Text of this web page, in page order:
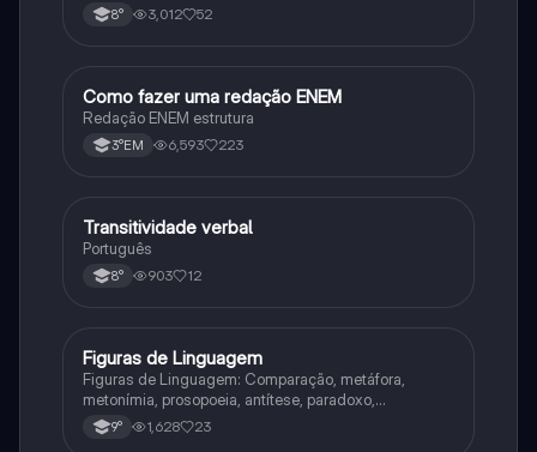
8° 3,012 52
Português
Como fazer uma redação ENEM
Redação ENEM estrutura
3°EM 6,593 223
Português
Transitividade verbal
Português
8° 903 12
Português
Figuras de Linguagem
Figuras de Linguagem: Comparação, metáfora,
metonímia, prosopoeia, antítese, paradoxo,
eufemismo, hipérbole e onomatopeia
9° 1,628 23